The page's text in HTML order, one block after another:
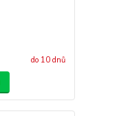
do 10 dnů